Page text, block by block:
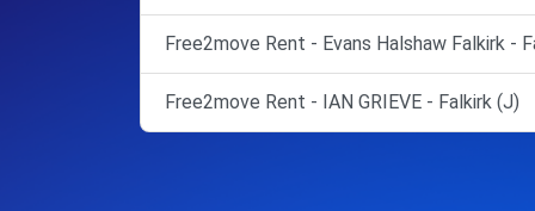
Free2move Rent - Evans Halshaw Falkirk -
Free2move Rent - IAN GRIEVE - Falkirk (J)